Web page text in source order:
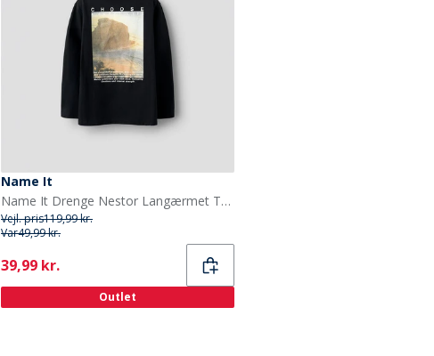
Name It
Name It Drenge Nestor Langærmet T-shirt Sort
Vejl. pris119,99 kr.
Var49,99 kr.
Current
39,99 kr.
Outlet